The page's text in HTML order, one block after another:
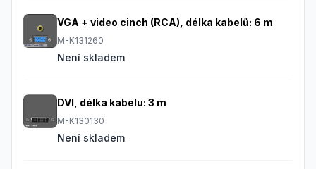
VGA + video cinch (RCA), délka kabelů: 6 m
M-K131260
Není skladem
DVI, délka kabelu: 3 m
M-K130130
Není skladem